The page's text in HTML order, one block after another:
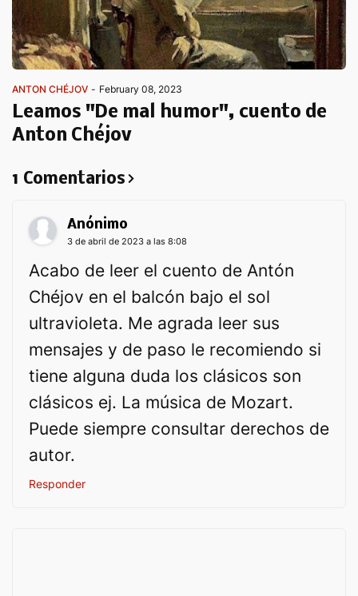
ANTON CHÉJOV - February 08, 2023
Leamos "De mal humor", cuento de
Anton Chéjov
1 Comentarios
Anónimo
3 de abril de 2023 a las 8:08
Acabo de leer el cuento de Antón
Chéjov en el balcón bajo el sol
ultravioleta. Me agrada leer sus
mensajes y de paso le recomiendo si
tiene alguna duda los clásicos son
clásicos ej. La música de Mozart.
Puede siempre consultar derechos de
autor.
Responder